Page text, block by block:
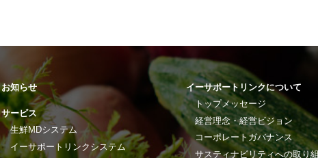
お知らせ
サービス
生鮮MDシステム
イーサポートリンクシステム
イーサポートリンクについて
トップメッセージ
経営理念・経営ビジョン
コーポレートガバナンス
サスティナビリティへの取り